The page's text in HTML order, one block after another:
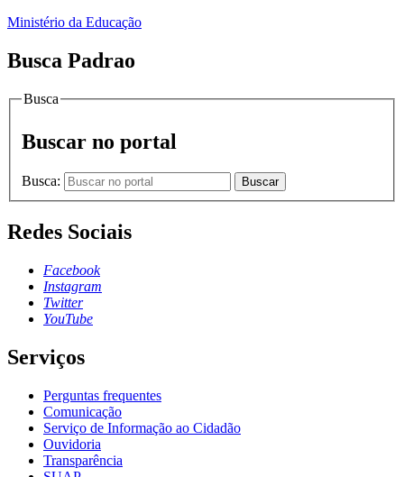
Ministério da Educação
Busca Padrao
Busca
Buscar no portal
Busca: Buscar
Redes Sociais
Facebook
Instagram
Twitter
YouTube
Serviços
Perguntas frequentes
Comunicação
Serviço de Informação ao Cidadão
Ouvidoria
Transparência